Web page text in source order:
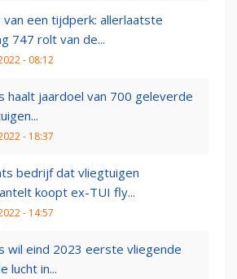
van een tijdperk: allerlaatste
747 rolt van de...
- 08:12
haalt jaardoel van 700 geleverde
- 18:37
bedrijf dat vliegtuigen
koopt ex-TUI fly...
- 14:57
wil eind 2023 eerste vliegende
lucht in...